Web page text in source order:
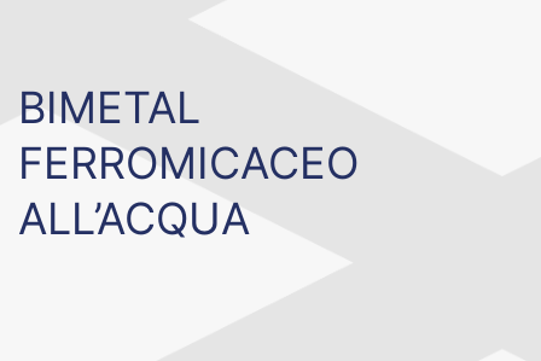
BIMETAL
FERROMICACEO
ALL’ACQUA